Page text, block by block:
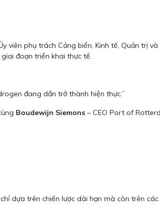
viên phụ trách Cảng biển, Kinh tế, Quản trị
đoạn triển khai thực tế.
đang dần trở thành hiện thực.”
Boudewijn Siemons – CEO Port of
dựa trên chiến lược dài hạn mà còn trên